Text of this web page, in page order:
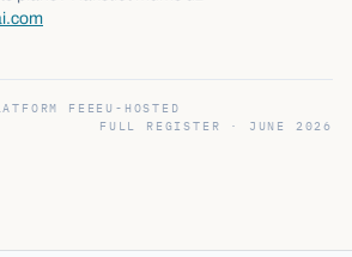
FEE EU-HOSTED
FULL REGISTER · JUNE 2026